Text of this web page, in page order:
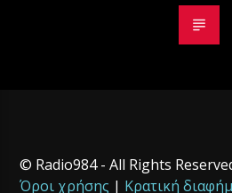
© Radio984 - All Rights
Όροι χρήσης | Κρατική